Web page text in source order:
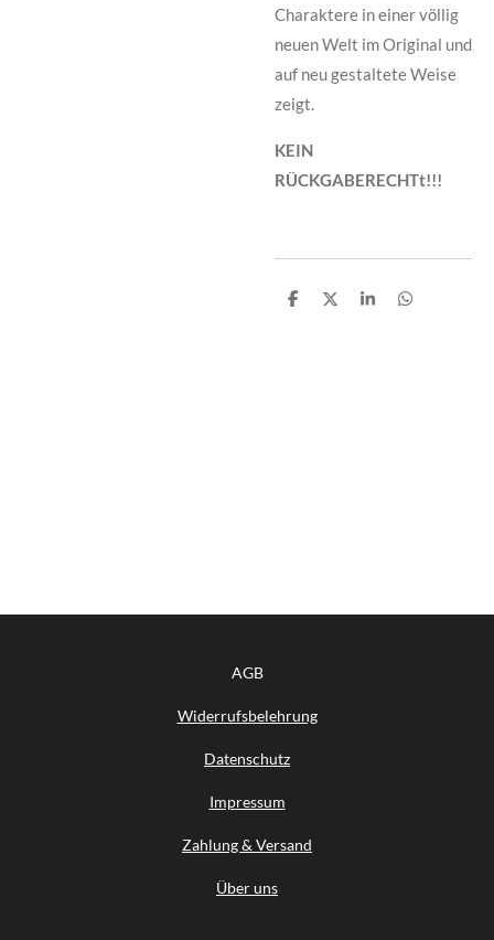
Charaktere in einer völlig
neuen Welt im Original und
auf neu gestaltete Weise
zeigt.
KEIN
RÜCKGABERECHTt!!!
T
T
T
T
AGB
Widerrufsbelehrung
Datenschutz
Impressum
Zahlung & Versand
Über uns